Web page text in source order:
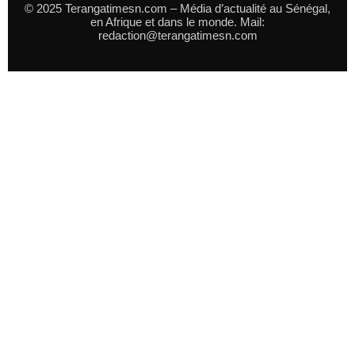
© 2025 Terangatimesn.com – Média d’actualité au Sénégal,
en Afrique et dans le monde. Mail:
redaction@terangatimesn.com